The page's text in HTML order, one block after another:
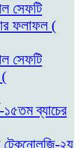
সেফটি
ফলাফল (
সেফটি
(
১৫তম ব্যাচের
টেকনোলজি-২য়